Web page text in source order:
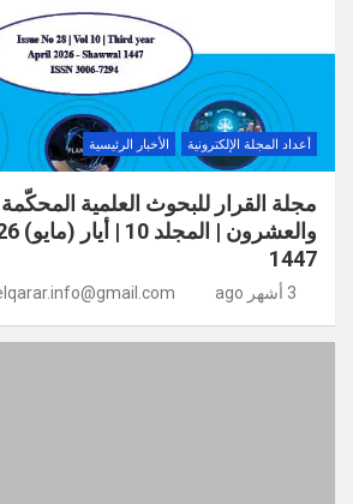
أعداد المجلة الإلكترونية الأخبار الرئيسية
مجلة القرار للبحوث العلمية المحكّمة
1447
3 أشهر ago